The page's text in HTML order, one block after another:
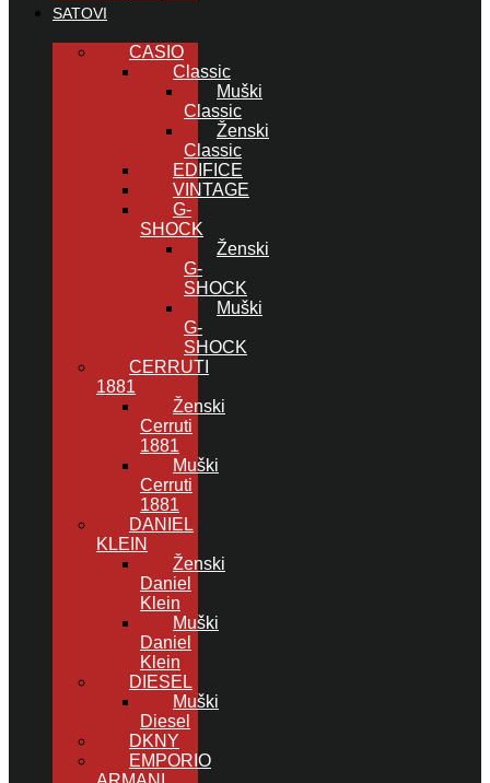
SATOVI
CASIO
Classic
Muški
Classic
Ženski
Classic
EDIFICE
VINTAGE
G-
SHOCK
Ženski
G-
SHOCK
Muški
G-
SHOCK
CERRUTI
1881
Ženski
Cerruti
1881
Muški
Cerruti
1881
DANIEL
KLEIN
Ženski
Daniel
Klein
Muški
Daniel
Klein
DIESEL
Muški
Diesel
DKNY
EMPORIO